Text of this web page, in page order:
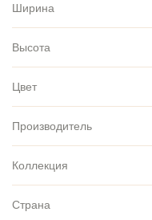
Ширина
Высота
Цвет
Производитель
Коллекция
Страна